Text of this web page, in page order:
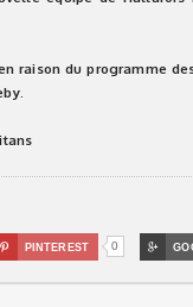
raison du programme
 PINTEREST 0 